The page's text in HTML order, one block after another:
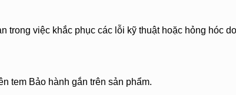
trong việc khắc phục các lỗi kỹ thuật hoặc hỏng hóc
tem Bảo hành gắn trên sản phẩm.